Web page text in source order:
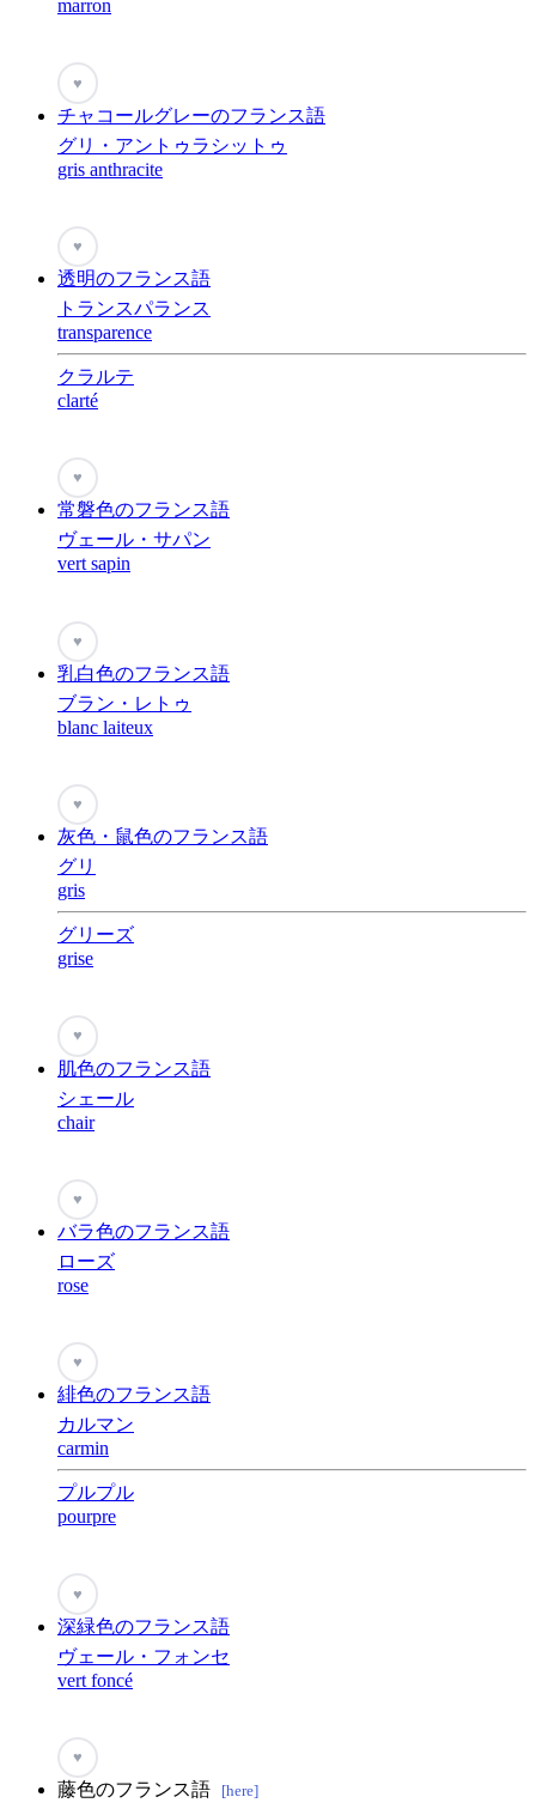
marron
♥
チャコールグレーのフランス語
グリ・アントゥラシットゥ
gris anthracite
♥
透明のフランス語
トランスパランス
transparence
クラルテ
clarté
♥
常磐色のフランス語
ヴェール・サパン
vert sapin
♥
乳白色のフランス語
ブラン・レトゥ
blanc laiteux
♥
灰色・鼠色のフランス語
グリ
gris
グリーズ
grise
♥
肌色のフランス語
シェール
chair
♥
バラ色のフランス語
ローズ
rose
♥
緋色のフランス語
カルマン
carmin
プルプル
pourpre
♥
深緑色のフランス語
ヴェール・フォンセ
vert foncé
♥
藤色のフランス語 [here]